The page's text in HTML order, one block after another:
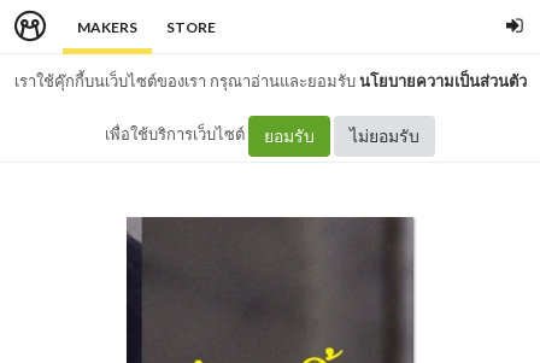
MAKERS STORE
เราใช้คุ๊กกี้บนเว็บไซต์ของเรา กรุณาอ่านและยอมรับนโยบายความเป็นส่วนตัว
เพื่อใช้บริการเว็บไซต์ ยอมรับ ไม่ยอมรับ